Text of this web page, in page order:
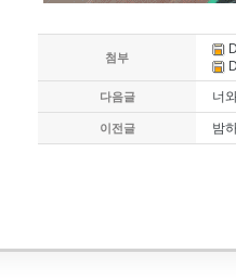
첨부
다음글 너
이전글 밤